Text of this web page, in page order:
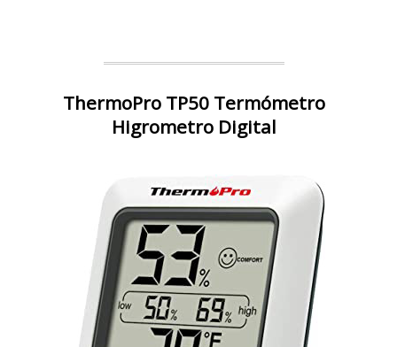
ThermoPro TP50 Termómetro
Higrometro Digital